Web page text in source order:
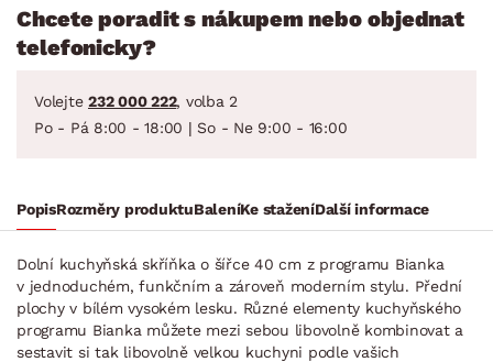
Chcete poradit s nákupem nebo objednat
telefonicky?
Volejte 232 000 222, volba 2
Po - Pá 8:00 - 18:00 | So - Ne 9:00 - 16:00
PopisRozměry produktuBaleníKe staženíDalší informace
Dolní kuchyňská skříňka o šířce 40 cm z programu Bianka
v jednoduchém, funkčním a zároveň moderním stylu. Přední
plochy v bílém vysokém lesku. Různé elementy kuchyňského
programu Bianka můžete mezi sebou libovolně kombinovat a
sestavit si tak libovolně velkou kuchyni podle vašich